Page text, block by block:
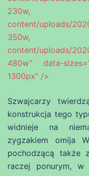
230w,
content/uploads/
350w,
content/uploads/
480w” data-
1300px” />
Szwajcarzy
konstrukcja tego
widnieje na
zygzakiem omija
pochodzącą także
raczej ponurym, w